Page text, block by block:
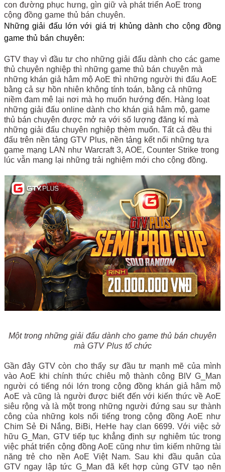
con đường phục hưng, gìn giữ và phát triển AoE trong
cộng đồng game thủ bán chuyên.
Những giải đấu lớn với giá trị khủng dành cho cộng đồng
game thủ bán chuyên:
GTV thay vì đầu tư cho những giải đấu dành cho các game
thủ chuyên nghiệp thì những game thủ bán chuyên mà
những khán giả hâm mộ AoE thì những người thi đấu AoE
bằng cả sự hồn nhiên không tính toán, bằng cả những
niềm đam mê lại nơi mà họ muốn hướng đến. Hàng loạt
những giải đấu online dành cho khán giả hâm mộ, game
thủ bán chuyên được mở ra với số lượng đăng kí mà
những giải đấu chuyên nghiệp thèm muốn. Tất cả đều thi
đấu trên nền tảng GTV Plus, nền tảng kết nối những tựa
game mạng LAN như Warcraft 3, AOE, Counter Strike trong
lúc vẫn mang lại những trải nghiệm mới cho cộng đồng.
Một trong những giải đấu dành cho game thủ bán chuyên
mà GTV Plus tổ chức
Gần đây GTV còn cho thấy sự đầu tư mạnh mẽ của mình
vào AoE khi chính thức chiêu mộ thành công BlV G_Man
người có tiếng nói lớn trong cộng đồng khán giả hâm mộ
AoE và cũng là người được biết đến với kiến thức về AoE
siêu rộng và là một trong những người đứng sau sự thành
công của những kols nổi tiếng trong cộng đồng AoE như
Chim Sẻ Đi Nắng, BiBi, HeHe hay clan 6699. Với việc sở
hữu G_Man, GTV tiếp tục khẳng định sự nghiêm túc trong
việc phát triển cộng đồng AoE cũng như tìm kiếm những tài
năng trẻ cho nền AoE Việt Nam. Sau khi đầu quân của
GTV ngay lập tức G_Man đã kết hợp cùng GTV tạo nên